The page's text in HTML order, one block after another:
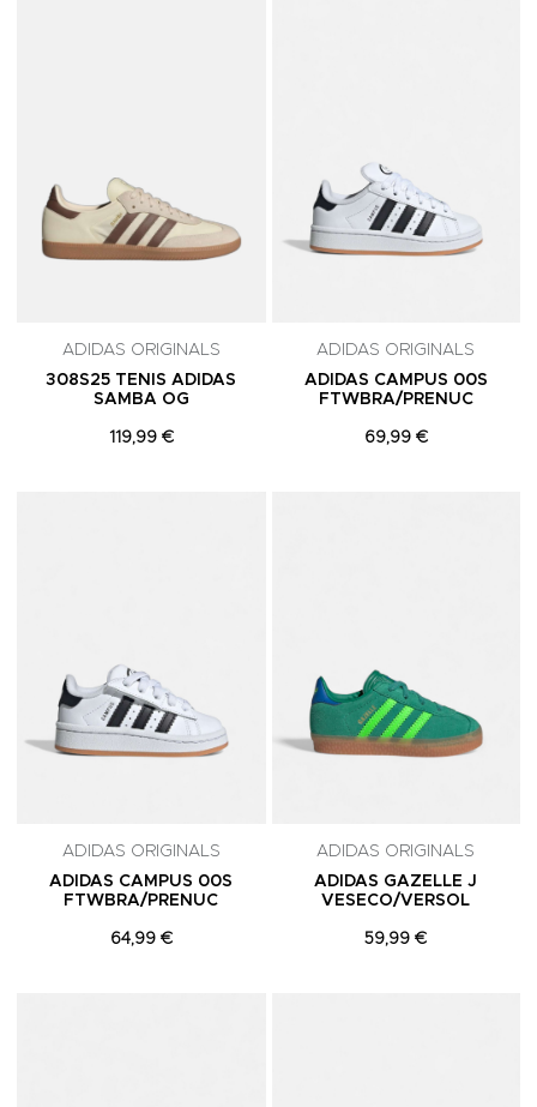
ADIDAS ORIGINALS
308S25 TENIS ADIDAS
SAMBA OG
119,99 €
ADIDAS ORIGINALS
ADIDAS CAMPUS 00S
FTWBRA/PRENUC
69,99 €
ADIDAS ORIGINALS
ADIDAS CAMPUS 00S
FTWBRA/PRENUC
64,99 €
ADIDAS ORIGINALS
ADIDAS GAZELLE J
VESECO/VERSOL
59,99 €